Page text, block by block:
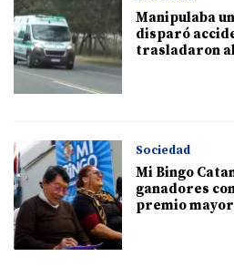
Manipulaba
disparó
trasladaron al
Sociedad
Mi Bingo
ganadores
premio